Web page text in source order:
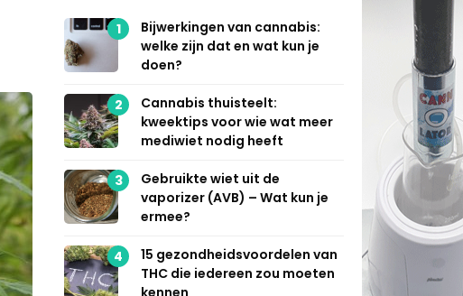
1
Bijwerkingen van cannabis:
welke zijn dat en wat kun je
doen?
2
Cannabis thuisteelt:
kweektips voor wie wat meer
mediwiet nodig heeft
3
Gebruikte wiet uit de
vaporizer (AVB) – Wat kun je
ermee?
4
15 gezondheidsvoordelen van
THC die iedereen zou moeten
kennen